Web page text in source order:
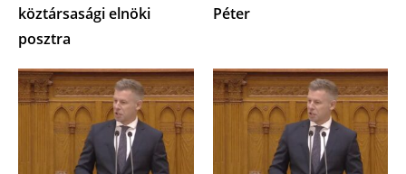
köztársasági elnöki
posztra
Péter